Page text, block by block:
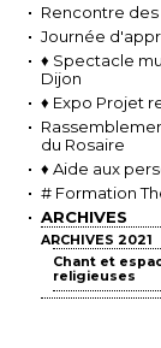
Rencontre
Journée
♦ Spectacle
Dijon
♦ Expo Projet
du Rosaire
♦ Aide aux
# Formation
ARCHIVES
ARCHIVES 2021
Chant et
religieuses